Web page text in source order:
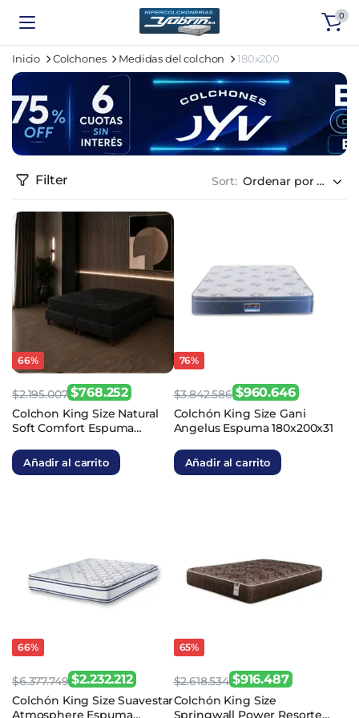
0
Inicio Colchones Medidas del colchon 180x200
Filter Sort:
66%
$2.195.007
El
precio
original
era:
$768.252
El
precio
actual
es:
Colchon King Size Natural
Soft Comfort Espuma
Añadir al carrito
76%
$3.842.586
El
precio
original
era:
$960.646
El
precio
actual
es:
Colchón King Size Gani
Angelus Espuma 180x200x31
Añadir al carrito
66%
$6.377.749
El
$2.232.212
El
Colchón King Size Suavestar
Atmosphere Espuma
65%
$2.618.534
El
$916.487
El
Colchón King Size
Springwall Power Resorte